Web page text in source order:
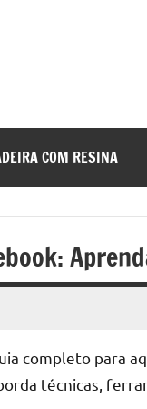
Resinada
–
Como
Fazer
uma
Mesa
resinadas,
a
elegância
se
encontra
COM RESINA
completo para
técnicas,